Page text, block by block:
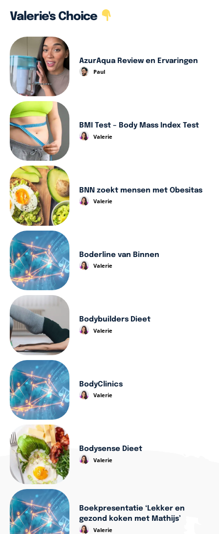
Valerie's Choice
AzurAqua Review en Ervaringen
Paul
BMI Test – Body Mass Index Test
Valerie
BNN zoekt mensen met Obesitas
Valerie
Boderline van Binnen
Valerie
Bodybuilders Dieet
Valerie
BodyClinics
Valerie
Bodysense Dieet
Valerie
Boekpresentatie ‘Lekker en
gezond koken met Mathijs’
Valerie